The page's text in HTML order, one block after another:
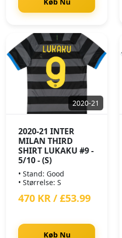
2020-21
2020-21 INTER
MILAN THIRD
SHIRT LUKAKU #9 -
5/10 - (S)
• Stand: Good
• Størrelse: S
470 KR / £53.99
Køb Nu